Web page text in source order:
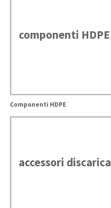
componenti HDPE
Componenti HDPE
accessori discarica